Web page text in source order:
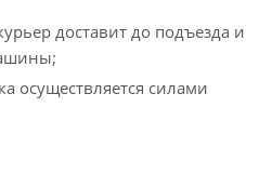
доставит до подъезда и
осуществляется силами